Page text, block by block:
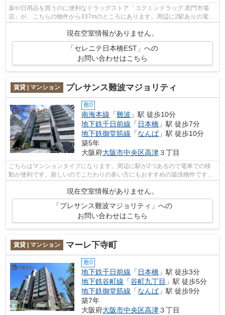
薬や日用品を買うのに便利なドラッグストア「コクミンドラッグ 黒門市場
店」が、こちらの物件から337mのところにあります。周辺に2駅ありの電車
現在空室情報がありません。
「セレニテ日本橋EST」への
お問い合わせはこちら
賃貸 | マンション プレサンス難波マジョリティ
敷0
南海本線 「難波 」駅 徒歩10分
地下鉄千日前線 「日本橋 」駅 徒歩7分
地下鉄御堂筋線 「なんば」駅 徒歩10分
築5年
大阪府大阪市中央区高津３丁目
こちらはマンションタイプになります。周辺に駅が2つあるので電車での移
動が便利です。新しいのでこだわりの多い方にもおすすめの築浅物件です。
共用部にはエレベータ・敷地内ごみ置き...
現在空室情報がありません。
「プレサンス難波マジョリティ」への
お問い合わせはこちら
賃貸 | マンション マーレ下寺町
敷0
地下鉄千日前線 「 日本橋 」駅 徒歩3分
地下鉄谷町線 「谷町九丁目 」駅 徒歩5分
地下鉄御堂筋線 「なんば」駅 徒歩9分
築7年
大阪府大阪市中央区高津３丁目